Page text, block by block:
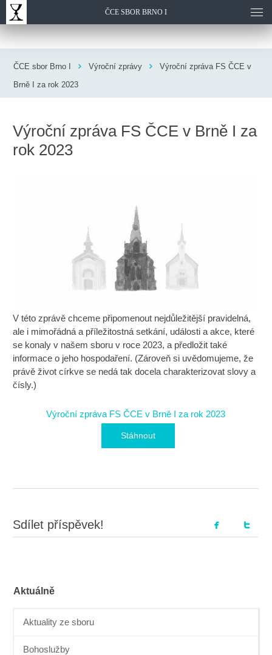
ČCE SBOR BRNO I
ČCE sbor Brno I Výroční zprávy
Výroční zpráva FS ČCE v
Brně I za rok 2023
Výroční zpráva FS ČCE v Brně I za
rok 2023
V této zprávě chceme připomenout nejdůležitější pravidelná,
ale i mimořádná a příležitostná setkání, události a akce, které
se konaly v našem sboru v roce 2023, a předložit také
informace o jeho hospodaření. (Zároveň si uvědomujeme, že
právě život církve se nedá tak docela charakterizovat slovy a
čísly.)
Výroční zpráva FS ČCE v Brně I za rok 2023
Stáhnout
Sdílet příspěvek!
Aktuálně
Aktuality ze sboru
Bohoslužby